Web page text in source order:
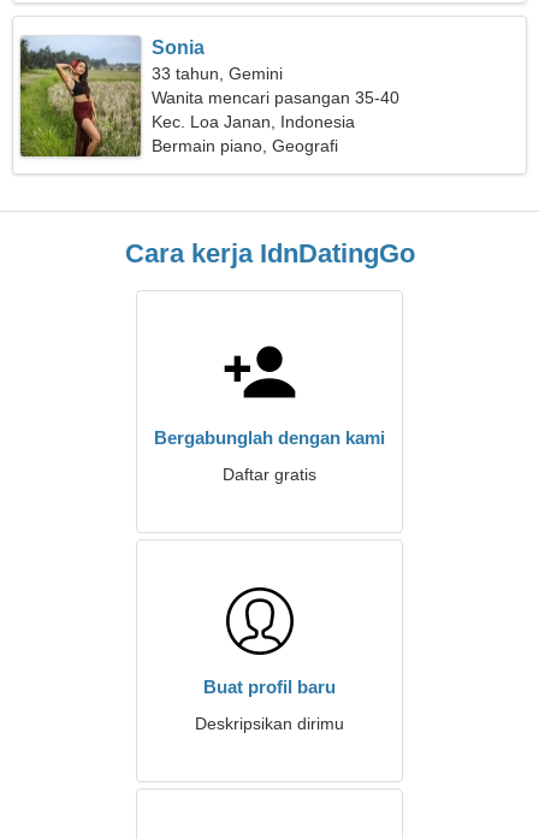
Sonia
33 tahun, Gemini
Wanita mencari pasangan 35-40
Kec. Loa Janan, Indonesia
Bermain piano, Geografi
Cara kerja IdnDatingGo
Bergabunglah dengan kami
Daftar gratis
Buat profil baru
Deskripsikan dirimu